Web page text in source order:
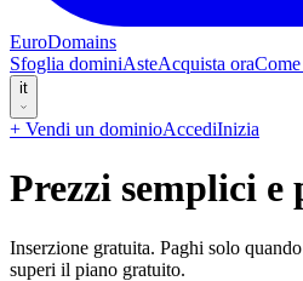
EuroDomains
Sfoglia dominiAsteAcquista ora
it
+ Vendi un dominioAccediInizia
Prezzi semplici
Inserzione gratuita. Paghi solo
superi il piano gratuito.